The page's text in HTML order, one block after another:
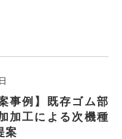
事例】既存ゴム部
加工による次機種
案